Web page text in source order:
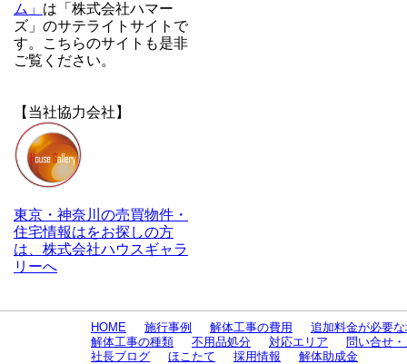
ム」 は「株式会社ハマー
ズ」のサテライトサイトで
す。こちらのサイトも是非
ご覧ください。
【当社協力会社】
東京・神奈川の売買物件・
住宅情報はをお探しの方
は、株式会社ハウスギャラ
リーへ
HOME 施行事例 解体工事の費用
追加料金が必要
解体工事の種類
不用品処分 対応エリア
問い合せ
社長ブログ
ほこたて 採用情報 解体助成金